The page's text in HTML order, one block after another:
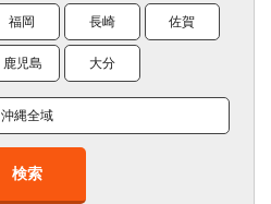
福岡 長崎 佐賀
鹿児島 大分
沖縄全域
検索